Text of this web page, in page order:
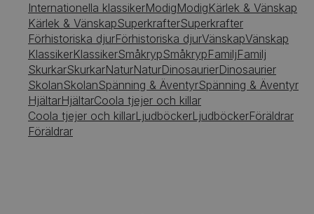
Internationella klassikerModigModigKärlek & Vänskap
Kärlek & VänskapSuperkrafterSuperkrafter
Förhistoriska djurFörhistoriska djurVänskapVänskap
KlassikerKlassikerSmåkrypSmåkrypFamiljFamilj
SkurkarSkurkarNaturNaturDinosaurierDinosaurier
SkolanSkolanSpänning & ÄventyrSpänning & Äventyr
HjältarHjältarCoola tjejer och killar
Coola tjejer och killarLjudböckerLjudböckerFöräldrar
Föräldrar